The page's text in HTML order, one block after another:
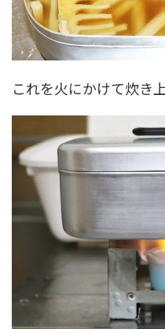
これを火にかけて炊き